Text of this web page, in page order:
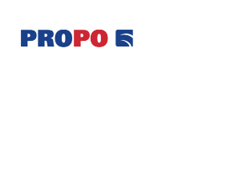
pääsisältöön
alatunnisteeseen